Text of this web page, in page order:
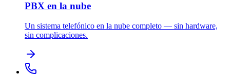
PBX en la nube
Un sistema telefónico en la nube completo — sin hardware,
sin complicaciones.